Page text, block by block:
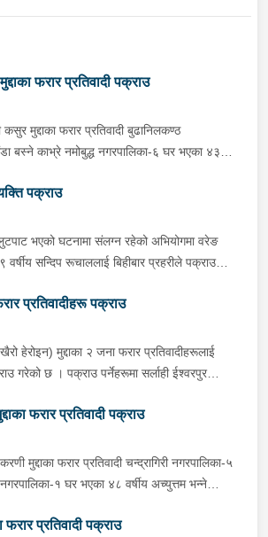
फरार प्रतिवादी पक्राउ
कसुर मुद्दाका फरार प्रतिवादी बुढानिलकण्ठ
बस्ने काभ्रे नमोबुद्ध नगरपालिका-६ घर भएका ४३
उपत्यका अपराध अनुसन्धान कार्यालय टेकुबाट
महानगरपालिका-४ धुम्बाराहीबाट पक्राउ गरेको हो
लागि जिल्ला अदालत काठमाडौंमा पेश गरिएको
पक्राउ
भएको घटनामा संलग्न रहेको अभियोगमा वरेङ
सन्दिप रूचाललाई बिहीबार प्रहरीले पक्राउ
लुटेको भन्ने खबर प्राप्त हुनासाथ इलाका प्रहरी
प्रहरीले उनलाई पक्राउ गरेको हो । उनी उपर
५ दिन म्याद थप अनुमति लिई यस सम्बन्धमा
गरिरहेको छ ।
प्रतिवादीहरू पक्राउ
हेरोइन) मुद्दाका २ जना फरार प्रतिवादीहरूलाई
गरेको छ । पक्राउ पर्नेहरूमा सर्लाही ईश्वरपुर
अदालत महोत्तरीबाट उक्त मुद्दामा पक्राउ पुर्जी जारी
लागूऔषध नियन्त्रण ब्यूरो शाखा कार्यालय
प्रहरीले सर्लाही ईश्वरपुर नगरपालिका-५ बाट
लागूऔषध (खैरो हेरोइन) मुद्दाका फरार
छ । जिल्ला अदालत कञ्चनपुरको २०८१ पुस १९ गते
फरार प्रतिवादी पक्राउ
मुद्दाका फरार प्रतिवादी चन्द्रागिरी नगरपालिका-५
नगरपालिका-१ घर भएका ४८ वर्षीय अच्युत्तम भन्ने
वैशाख २१ गते उक्त मुद्दामा पक्राउ अनुमति
प्रतिवादी पक्राउ